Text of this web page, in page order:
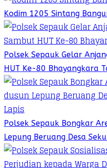
Kodim 1205 Sintang
Polsek Sepauk Gelar
HUT Ke-80 Bhayangkara
Polsek Sepauk Bongkar
Lepung Beruang Desa